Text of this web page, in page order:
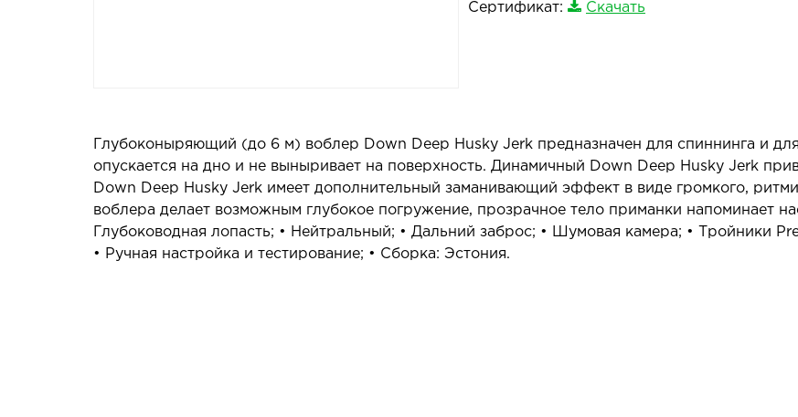
Сертификат: Скачать
Глубоконыряющий (до 6 м) воблер Down Deep Husky Jerk предназначен для спиннинга и
опускается на дно и не выныривает на поверхность. Динамичный Down Deep Husky Jerk
Down Deep Husky Jerk имеет дополнительный заманивающий эффект в виде громкого,
воблера делает возможным глубокое погружение, прозрачное тело приманки напоминает
Глубоководная лопасть; • Нейтральный; • Дальний заброс; • Шумовая камера; • Тройники
• Ручная настройка и тестирование; • Сборка: Эстония.